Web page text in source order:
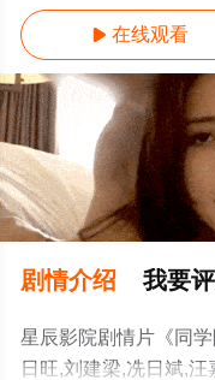
 在线观看
剧情介绍 我要
星辰影院剧情片《同
日旺,刘建梁,冼日斌,